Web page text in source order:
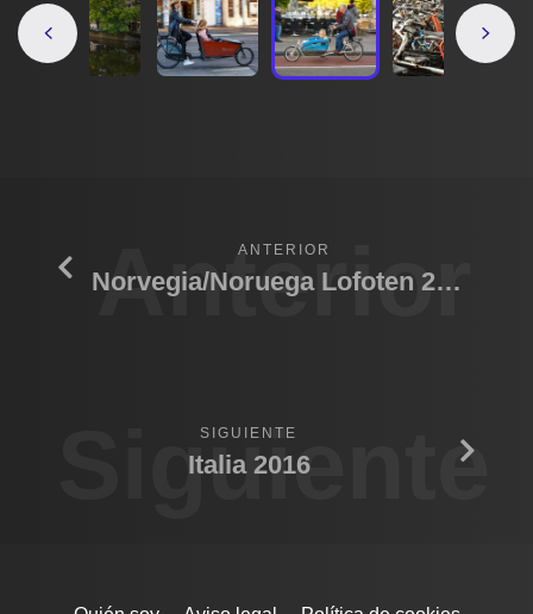
Anterior
ANTERIOR
Norvegia/Noruega Lofoten 2017
Siguiente
SIGUIENTE
Italia 2016